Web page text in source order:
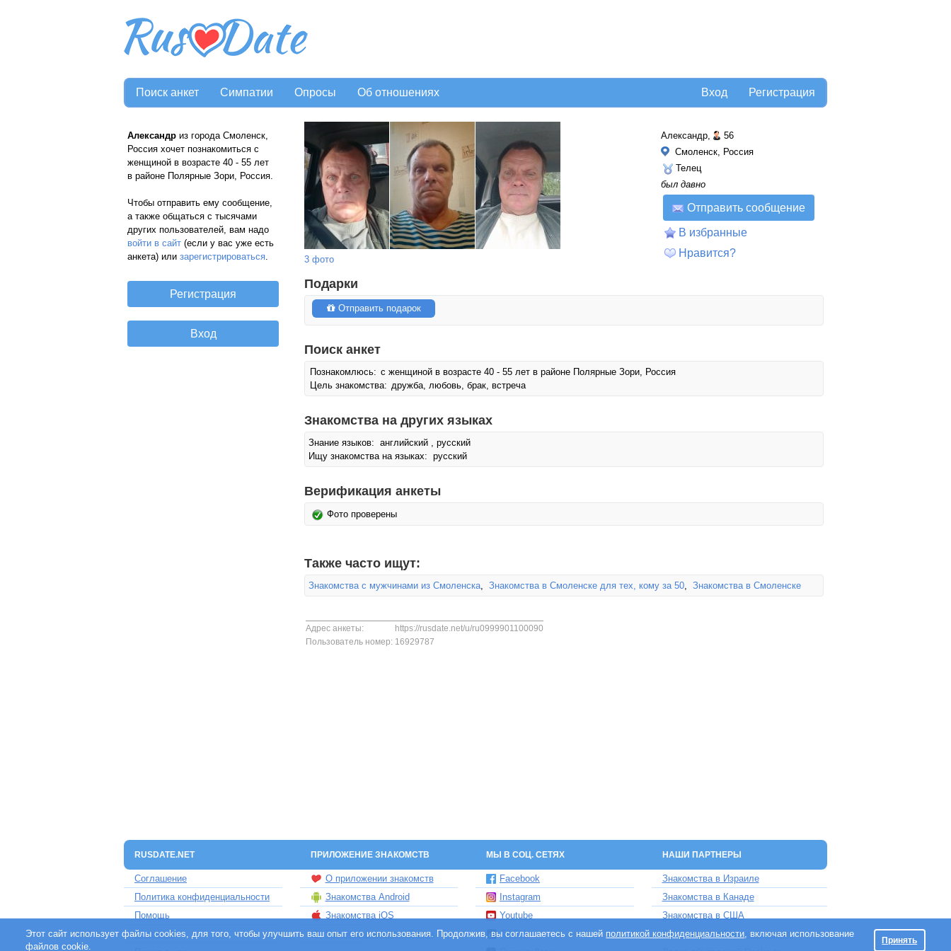
Поиск анкет Симпатии Опросы Об отношениях Регистрация
Вход
Александр из города Смоленск,
Россия хочет познакомиться с
женщиной в возрасте 40 - 55 лет
в районе Полярные Зори, Россия.
Чтобы отправить ему сообщение,
а также общаться с тысячами
других пользователей, вам надо
войти в сайт (если у вас уже есть
анкета) или зарегистрироваться. 3 фото
Александр,
56
Смоленск, Россия
Телец
был давно
Отправить сообщение
В избранные
Нравится?
Подарки
Отправить подарок
Поиск анкет
Познакомлюсь: с женщиной в возрасте 40 - 55 лет в районе Полярные Зори, Россия
Цель знакомства: дружба, любовь, брак, встреча
Знакомства на других языках
Знание языков: английский , русский
Ищу знакомства на языках: русский
Верификация анкеты
Фото проверены
Также часто ищут:
Знакомства с мужчинами из Смоленска, Знакомства в Смоленске для тех, кому за 50, Знакомства в Смоленске
Адрес анкеты:
https://rusdate.net/u/ru0999901100090
Пользователь номер: 16929787
RUSDATE.NET ПРИЛОЖЕНИЕ ЗНАКОМСТВ МЫ В СОЦ. СЕТЯХ НАШИ ПАРТНЕРЫ
Соглашение
Политика конфиденциальности
Помощь
Контакты
О приложении знакомств
Знакомства Android
Знакомства iOS
Чат бот знакомств Елена
Facebook
Instagram
Youtube
TikTok
Знакомства в Израиле
Знакомства в Канаде
Знакомства в США
Знакомства в Великобритании
Этот сайт использует файлы cookies, для того, чтобы улучшить ваш опыт его использования. Продолжив, вы соглашаетесь с нашей политикой конфиденциальности, включая использование
файлов cookie.
Принять